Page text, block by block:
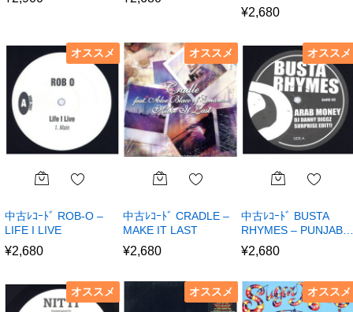
¥2,680
オススメ
中古ﾚｺｰﾄﾞ ROB-O –
LIFE I LIVE
¥2,680
オススメ
中古ﾚｺｰﾄﾞ CRADLE –
MAKE IT LAST
¥2,680
オススメ
中古ﾚｺｰﾄﾞ BUSTA
RHYMES – PUNJAB…
¥2,680
オススメ オススメ オススメ